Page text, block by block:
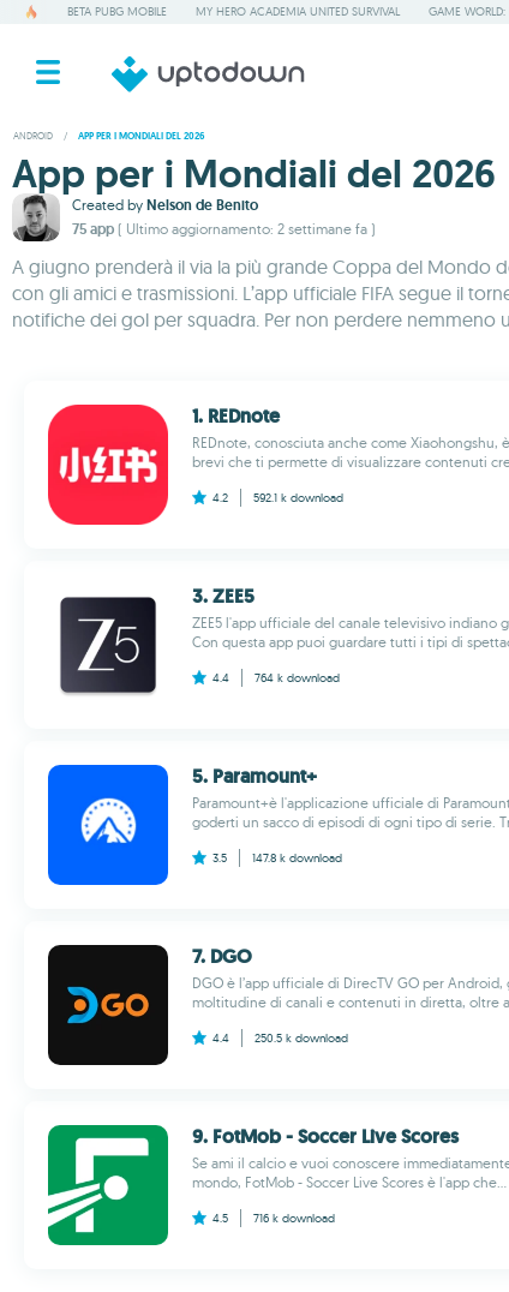
BETA PUBG MOBILE MY HERO ACADEMIA UNITED SURVIVAL GAME WORLD:
ANDROID / APP PER I MONDIALI DEL 2026
App per i Mondiali del 2026
Created by Nelson de Benito
75 app ( Ultimo aggiornamento: 2 settimane fa )
A giugno prenderà il via la più grande Coppa del Mondo
con gli amici e trasmissioni. L’app ufficiale FIFA segue il
notifiche dei gol per squadra. Per non perdere nemmeno
1. REDnote
REDnote, conosciuta anche come
brevi che ti permette di visualizzare contenuti
4.2 592.1 k download
3. ZEE5
ZEE5 l'app ufficiale del canale televisivo indiano
Con questa app puoi guardare tutti i tipi di
4.4 764 k download
5. Paramount+
Paramount+è l'applicazione ufficiale di
goderti un sacco di episodi di ogni tipo di serie.
3.5 147.8 k download
7. DGO
DGO è l’app ufficiale di DirecTV GO per
moltitudine di canali e contenuti in diretta, oltre
4.4 250.5 k download
9. FotMob - Soccer Live Scores
Se ami il calcio e vuoi conoscere
mondo, FotMob - Soccer Live Scores è l'app che...
4.5 716 k download